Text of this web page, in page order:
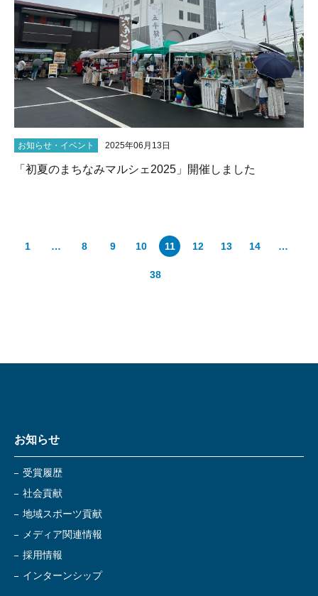
お知らせ・イベント 2025年06月13日
「初夏のまちなみマルシェ2025」開催しました
1 … 8 9 10 11 12 13 14 …
38
お知らせ
受賞履歴
社会貢献
地域スポーツ貢献
メディア関連情報
採用情報
インターンシップ